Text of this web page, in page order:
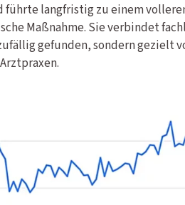
langfristig zu einem
Maßnahme. Sie verbindet
gefunden, sondern gezielt